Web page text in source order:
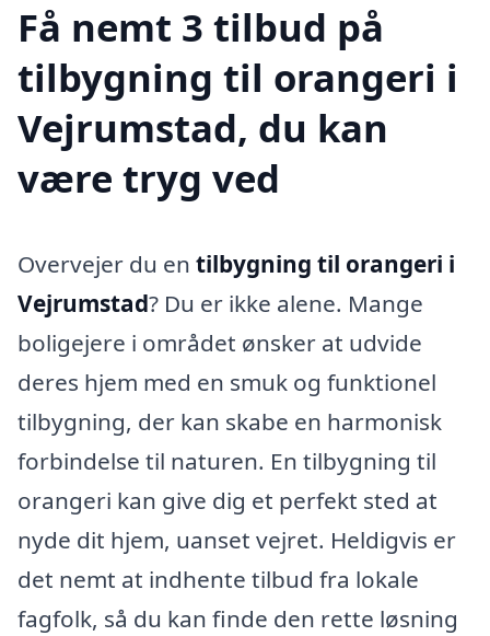
Få nemt 3 tilbud på
tilbygning til orangeri i
Vejrumstad, du kan
være tryg ved
Overvejer du en tilbygning til orangeri i
Vejrumstad? Du er ikke alene. Mange
boligejere i området ønsker at udvide
deres hjem med en smuk og funktionel
tilbygning, der kan skabe en harmonisk
forbindelse til naturen. En tilbygning til
orangeri kan give dig et perfekt sted at
nyde dit hjem, uanset vejret. Heldigvis er
det nemt at indhente tilbud fra lokale
fagfolk, så du kan finde den rette løsning